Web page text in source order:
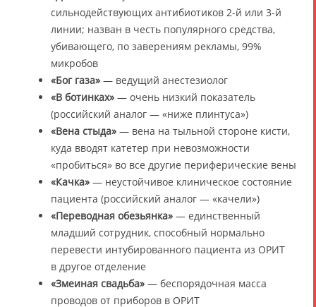
сильнодействующих антибиотиков 2-й или 3-й
линии; назван в честь популярного средства,
убивающего, по заверениям рекламы, 99%
микробов
«Бог газа» — ведущий анестезиолог
«В ботинках» — очень низкий показатель
(российский аналог — «ниже плинтуса»)
«Вена стыда» — вена на тыльной стороне кисти,
куда вводят катетер при невозможности
«пробиться» во все другие периферические вены
«Качка» — неустойчивое клиническое состояние
пациента (российский аналог — «качели»)
«Переводная обезьянка» — единственный
младший сотрудник, способный нормально
перевести интубированного пациента из ОРИТ
в другое отделение
«Змеиная свадьба» — беспорядочная масса
проводов от приборов в ОРИТ